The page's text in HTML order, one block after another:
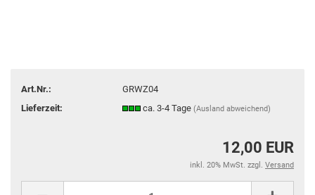
Art.Nr.:
GRWZ04
Lieferzeit:
ca. 3-4 Tage(Ausland abweichend)
12,00 EUR
inkl. 20% MwSt. zzgl. Versand